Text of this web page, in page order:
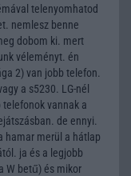
telenyomhatod
nemlesz benne
dobom ki. mert
véleményt. én
2) van jobb telefon.
a s5230. LG-nél
vannak a
de ennyi.
hamar merül a hátlap
ja és a legjobb
W betű) és mikor